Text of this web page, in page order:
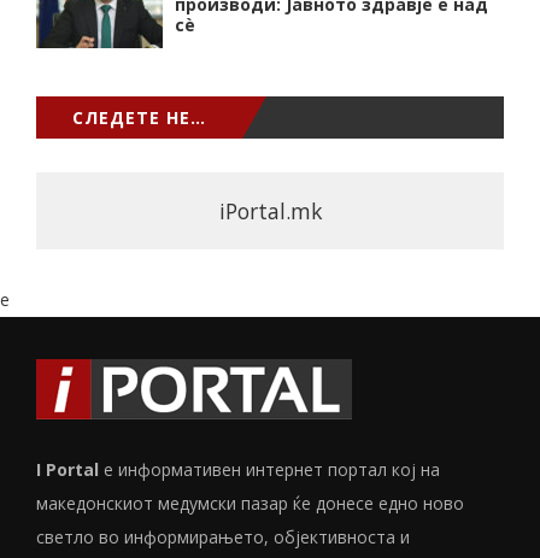
сѐ
СЛЕДЕТЕ НЕ…
iPortal.mk
e
I Portal е информативен интернет портал кој на
македонскиот медумски пазар ќе донесе едно ново
светло во информирањето, објективноста и